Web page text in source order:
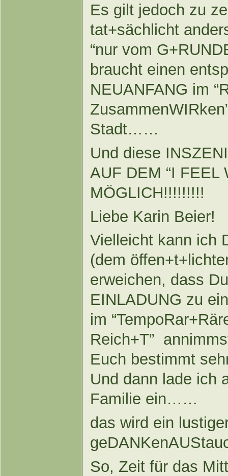
Es gilt jedoch zu
tat+sächlicht
“nur vom
braucht einen
NEUANFANG im
Stadt……
Und diese
AUF DEM “I FEEL
MÖGLICH!!!!!!!!!
Liebe Karin Beier!
Vielleicht kann ich
(dem
erweichen, dass
EINLADUNG zu
im
Reich+T”
Euch bestimmt
Und dann lade ich
Familie ein……
das wird ein
So, Zeit für das